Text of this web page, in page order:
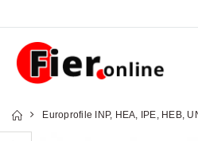
Europrofile INP, HEA, IPE, HEB,